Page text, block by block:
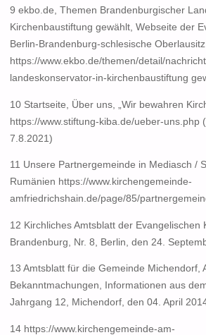
9 ekbo.de, Themen Brandenburgischer
Kirchenbaustiftung gewählt, Webseite der
Berlin-Brandenburg-schlesische
https://www.ekbo.de/themen/detail/
landeskonservator-in-kirchenbaustiftung
10 Startseite, Über uns, „Wir bewahren
https://www.stiftung-kiba.de/ueber-uns.php
7.8.2021)
11 Unsere Partnergemeinde in Mediasch /
Rumänien https://www.kirchengemeinde-
amfriedrichshain.de/page/85/
12 Kirchliches Amtsblatt der Evangelischen
Brandenburg, Nr. 8, Berlin, den 24.
13 Amtsblatt für die Gemeinde Michendorf,
Bekanntmachungen, Informationen aus
Jahrgang 12, Michendorf, den 04. April
14 https://www.kirchengemeinde-am-